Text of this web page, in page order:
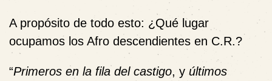
A propósito de todo esto: ¿ Qué lugar
ocupamos los Afro descendientes en C.R.?
“Primeros en la fila del castigo, y últimos